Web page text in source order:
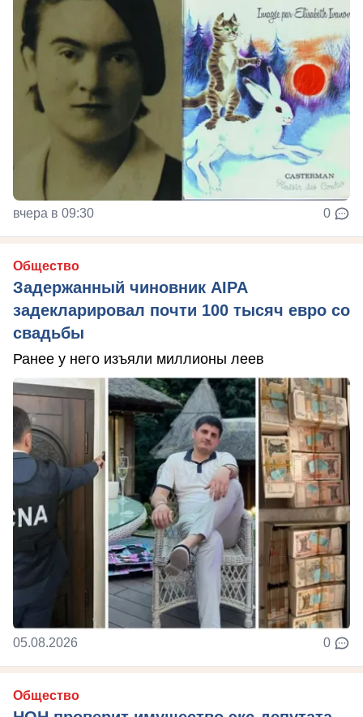
вчера в 09:30 0
Общество
Задержанный чиновник AIPA
задекларировал почти 100 тысяч евро со
свадьбы
Ранее у него изъяли миллионы леев
05.08.2026 0
Общество